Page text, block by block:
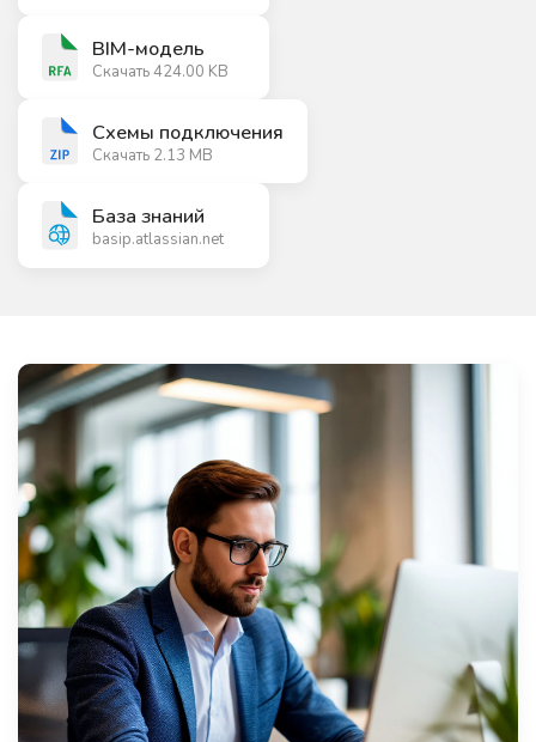
BIM-модель
Скачать 424.00 KB
Схемы подключения
Скачать 2.13 MB
База знаний
basip.atlassian.net